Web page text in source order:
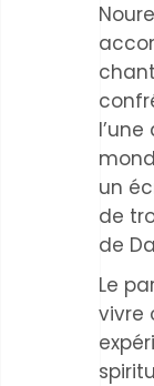
un
de
de
Le
vivre